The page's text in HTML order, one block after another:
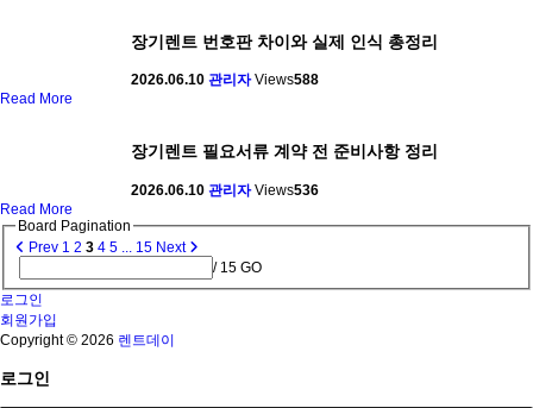
장기렌트 번호판 차이와 실제 인식 총정리
2026.06.10 관리자 Views588
Read More
장기렌트 필요서류 계약 전 준비사항 정리
2026.06.10 관리자 Views536
Read More
Board Pagination
Prev 1 2 3 4 5 15 Next
/ 15 GO
로그인
회원가입
Copyright © 2026 렌트데이
로그인